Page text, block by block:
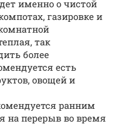
именно о чистой
газировке и
так
более
есть
овощей и
ранним
на перерыв во время